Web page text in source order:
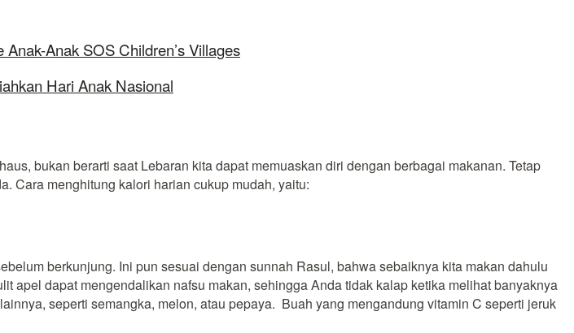
Anak SOS Children’s Villages
Hari Anak Nasional
bukan berarti saat Lebaran kita dapat memuaskan diri dengan berbagai makanan. Tetap
Cara menghitung kalori harian cukup mudah, yaitu:
berkunjung. Ini pun sesuai dengan sunnah Rasul, bahwa sebaiknya kita makan dahulu
apel dapat mengendalikan nafsu makan, sehingga Anda tidak kalap ketika melihat banyaknya
seperti semangka, melon, atau pepaya. Buah yang mengandung vitamin C seperti jeruk